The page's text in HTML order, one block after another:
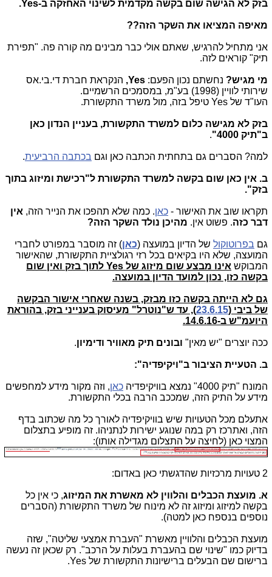
בזק לא הגישה שום בקשה מקדמית לשינוי האחזקה ב-Yes.
מאיפה המציאו את השקר הזה??
אני מתחיל להרגיש, שאתם אולי כבר מבינים מה קורה פה. "תפירת
תיק" קוראים לזה.
מי מגיש? נחשתם נכון הפעם: Yes, הנקראת חברת די.בי.אס
שירותי לוויין (1998) בע"מ, במסמכים הרשמיים.
העו"ד של Yes טיפל בזה, מול משרד התקשורת.
בזק לא מגישה כלום למשרד התקשורת, בעניין הנדון כאן
ב"תיק 4000"
.
למה? הסברים גם בתחתית הכתבה כאן וגם בכתבה הרביעית.
ב. אין כאן שום בקשה למשרד התקשורת ל"רכישת ומיזוג בתוך
בזק".
תקראו שוב את האישור - כאן. כמה שלא תהפכו את הנייר הזה, אין
דבר כזה. פשוט אין. מהיכן נולד השקר הזה?
גם בפרוטוקול של הדיון במועצה (כאן) זה מוסבר במפורט לחברי
המועצה, שלא היו בקיאים בכל רזי רגולציית התקשורת, שהאישור
המבוקש
אינו מבצע שום מיזוג של Yes לתוך בזק ואין שום
בקשה כזו, נכון למועד הדיון במועצה.
גם לא הייתה בקשה כזו מבזק, בשנה שאחרי אישור הבקשה
של ביבי (23.6.15), עד ש"נוטרל" מעיסוק בענייני בזק, בהוראת
היועמ"ש ב-14.6.16.
ככה יוצרים "יש מאין" ובונים תיק מאוויר ודימיון.
ב. הטעיית הציבור ב"ויקיפדיה":
המונח "תיק 4000" נמצא בוויקיפדיה כאן, וזה מקור מידע למחפשים
מידע על התיק הזה, שמככב הרבה בכלי התקשורת.
אתעלם מכל הטעויות שיש בוויקיפדיה לאורך כל מה שכתוב בדף
הזה, ואתרכז רק במה שנוגע ישירות לנתניהו. זה מופיע בתצלום
המצוי כאן (לחיצה על התצלום מגדילה אותו):
2 טעויות מרכזיות שהדגשתי כאן באדום:
א. מועצת הכבלים והלווין לא מאשרת את המיזוג, כי אין כל
בקשה למיזוג ומיזוג זה לא מינוח של משרד התקשורת (הסברים
נוספים בנספח כאן למטה).
מועצת הכבלים והלוויין מאשרת "העברת אמצעי שליטה", שזה
בדיוק כמו "שינוי שם בהעברת בעלות על הרכב". רק שכאן זה נעשה
ברישום שם הבעלים ברישיונות התקשורת של Yes.